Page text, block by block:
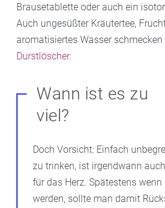
Brausetablette oder auch ein
Auch ungesüßter Kräutertee,
aromatisiertes Wasser
Durstlöscher.
Wann ist es zu
viel?
Doch Vorsicht: Einfach
zu trinken, ist irgendwann
für das Herz. Spätestens
werden, sollte man damit